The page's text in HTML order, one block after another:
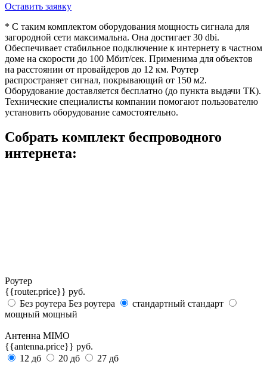
Оставить заявку
* С таким комплектом оборудования мощность сигнала для
загородной сети максимальна. Она достигает 30 dbi.
Обеспечивает стабильное подключение к интернету в частном
доме на скорости до 100 Мбит/сек. Применима для объектов
на расстоянии от провайдеров до 12 км. Роутер
распространяет сигнал, покрывающий от 150 м2.
Оборудование доставляется бесплатно (до пункта выдачи ТК).
Технические специалисты компании помогают пользователю
установить оборудование самостоятельно.
Собрать комплект беспроводного
интернета:
Роутер
{{router.price}} руб.
Без роутера Без роутера стандартный стандарт
мощный мощный
Антенна MIMO
{{antenna.price}} руб.
12 дб
20 дб 27 дб